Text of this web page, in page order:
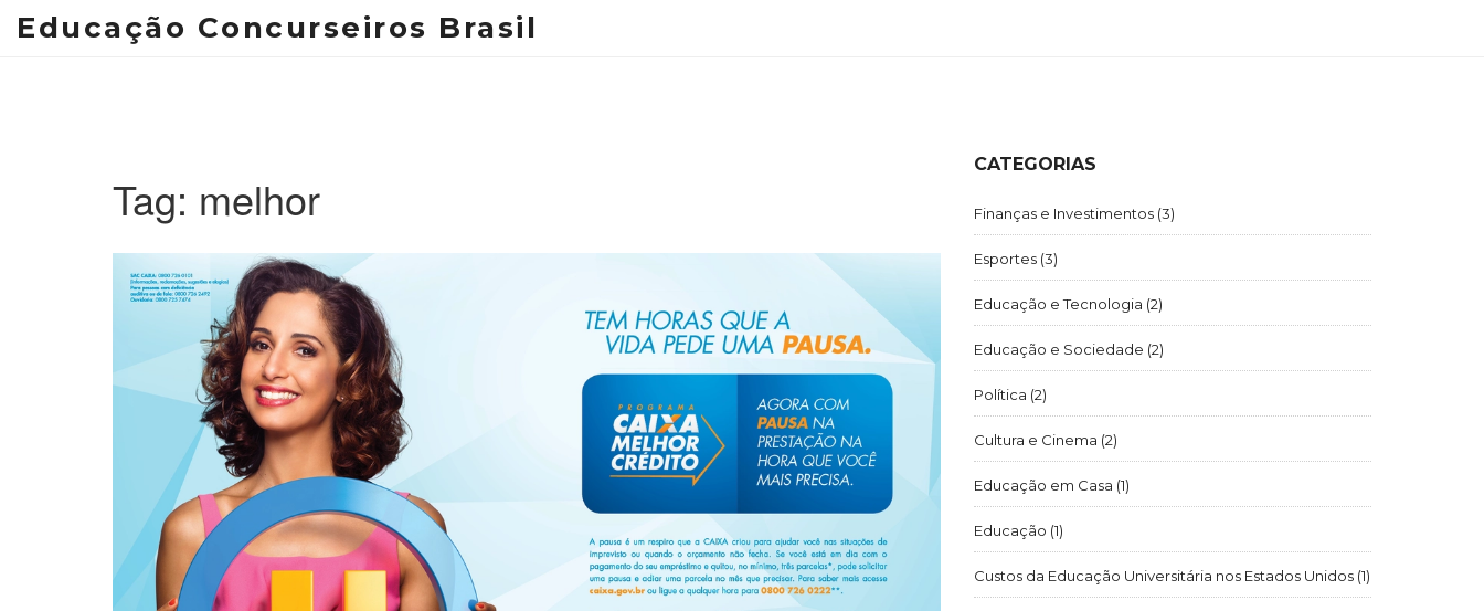
Educação Concurseiros Brasil
Tag: melhor
CATEGORIAS
Finanças e Investimentos (3)
Esportes (3)
Educação e Tecnologia (2)
Educação e Sociedade (2)
Política (2)
Cultura e Cinema (2)
Educação em Casa (1)
Educação (1)
Custos da Educação Universitária nos Estados Unidos (1)